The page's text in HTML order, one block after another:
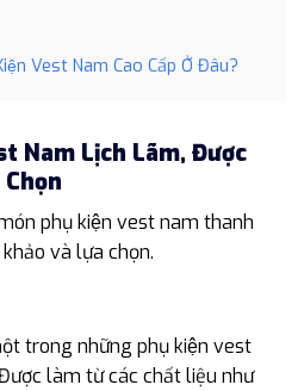
Vest Nam Cao Cấp Ở Đâu?
Nam Lịch Lãm, Được
phụ kiện vest nam thanh
và lựa chọn.
trong những phụ kiện vest
làm từ các chất liệu như